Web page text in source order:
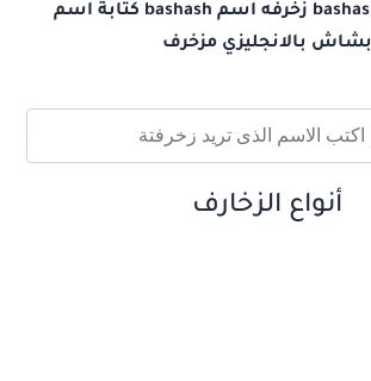
زخارف اسم bashash زخرفه اسم bashash كتابة اسم
بشاش بالانجليزي مزخرف
أنواع الزخارف